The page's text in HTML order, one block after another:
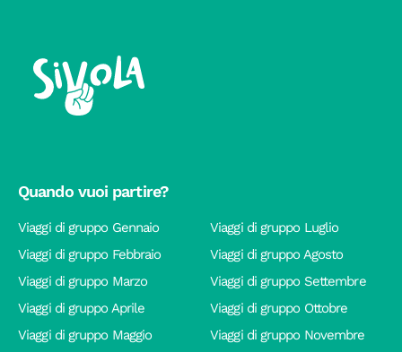
Quando vuoi partire?
Viaggi di gruppo Gennaio
Viaggi di gruppo Febbraio
Viaggi di gruppo Marzo
Viaggi di gruppo Aprile
Viaggi di gruppo Maggio
Viaggi di gruppo Luglio
Viaggi di gruppo Agosto
Viaggi di gruppo Settembre
Viaggi di gruppo Ottobre
Viaggi di gruppo Novembre